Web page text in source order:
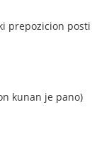
prepozicion posti
kunan je pano)